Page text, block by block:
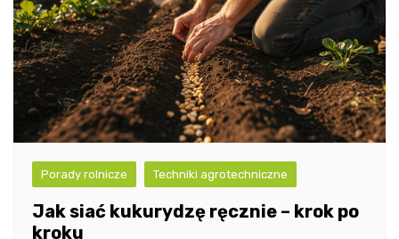
Porady rolnicze Techniki agrotechniczne
Jak siać kukurydzę ręcznie – krok po
kroku